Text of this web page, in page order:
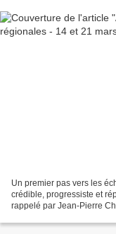
Un premier pas vers les
crédible, progressiste et
rappelé par Jean-Pierre